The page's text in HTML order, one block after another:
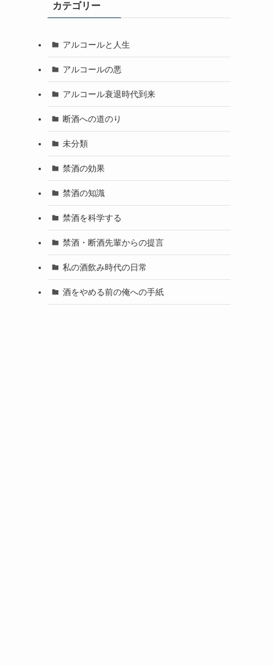
カテゴリー
アルコールと人生
アルコールの悪
アルコール衰退時代到来
断酒への道のり
未分類
禁酒の効果
禁酒の知識
禁酒を科学する
禁酒・断酒先輩からの提言
私の酒飲み時代の日常
酒をやめる前の俺への手紙